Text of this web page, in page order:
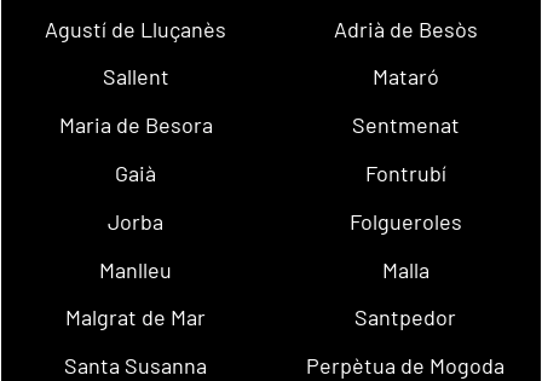
Agustí de Lluçanès
Adrià de Besòs
Sallent
Mataró
Maria de Besora
Sentmenat
Gaià
Fontrubí
Jorba
Folgueroles
Manlleu
Malla
Malgrat de Mar
Santpedor
Santa Susanna
Perpètua de Mogoda